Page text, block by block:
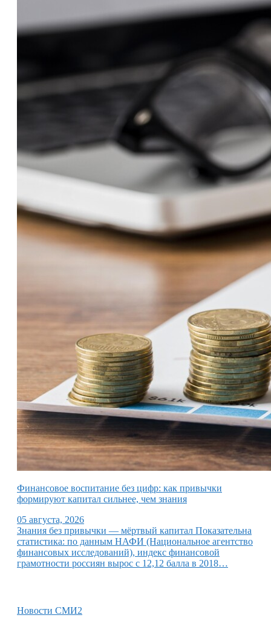
Финансовое воспитание без цифр: как привычки
формируют капитал сильнее, чем знания
05 августа, 2026
Знания без привычки — мёртвый капитал Показательна
статистика: по данным НАФИ (Национальное агентство
финансовых исследований), индекс финансовой
грамотности россиян вырос с 12,12 балла в 2018…
Новости СМИ2